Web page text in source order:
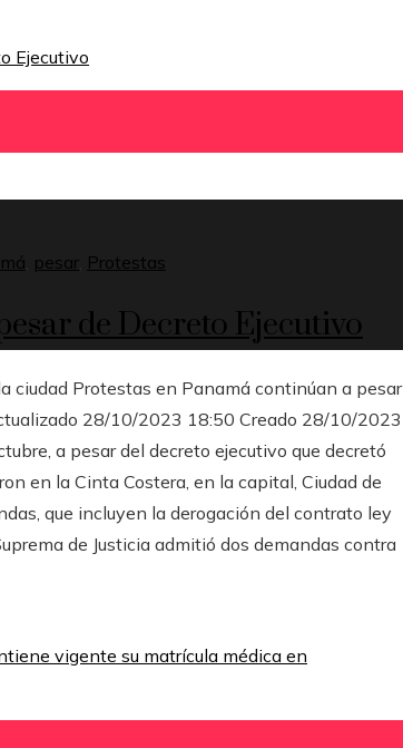
pesar Protestas
de Decreto Ejecutivo
ciudad Protestas en Panamá continúan a pesar
28/10/2023 18:50 Creado 28/10/2023
a pesar del decreto ejecutivo que decretó
en la Cinta Costera, en la capital, Ciudad de
que incluyen la derogación del contrato ley
de Justicia admitió dos demandas contra